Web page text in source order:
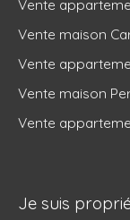
Vente
Vente maison
Vente
Vente maison
Vente
Je suis